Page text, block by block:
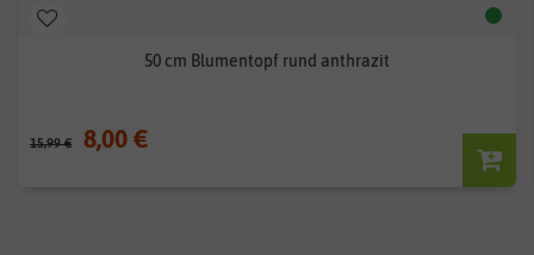
50 cm Blumentopf rund anthrazit
15,99 € 8,00 €